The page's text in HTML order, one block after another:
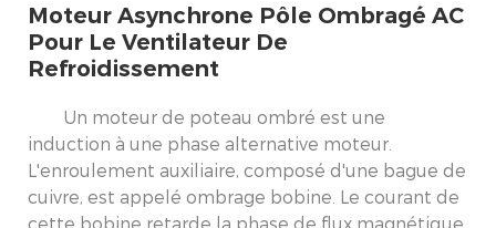
Moteur Asynchrone Pôle Ombragé AC
Pour Le Ventilateur De
Refroidissement
Un moteur de poteau ombré est une
induction à une phase alternative moteur.
L'enroulement auxiliaire, composé d'une bague de
cuivre, est appelé ombrage bobine. Le courant de
cette bobine retarde la phase de flux magnétique